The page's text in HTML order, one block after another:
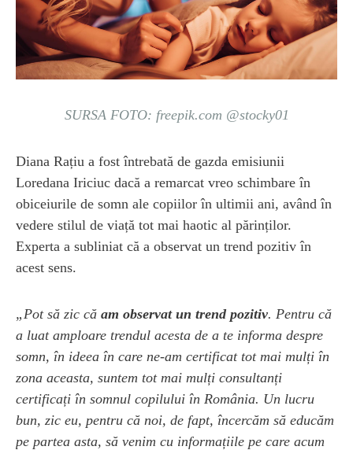
SURSA FOTO: freepik.com @stocky01
Diana Rațiu a fost întrebată de gazda emisiunii
Loredana Iriciuc dacă a remarcat vreo schimbare în
obiceiurile de somn ale copiilor în ultimii ani, având în
vedere stilul de viață tot mai haotic al părinților.
Experta a subliniat că a observat un trend pozitiv în
acest sens.
„Pot să zic că am observat un trend pozitiv. Pentru că
a luat amploare trendul acesta de a te informa despre
somn, în ideea în care ne-am certificat tot mai mulți în
zona aceasta, suntem tot mai mulți consultanți
certificați în somnul copilului în România. Un lucru
bun, zic eu, pentru că noi, de fapt, încercăm să educăm
pe partea asta, să venim cu informațiile pe care acum